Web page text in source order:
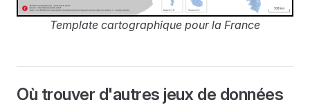
Template cartographique pour la France
Où trouver d'autres jeux de données